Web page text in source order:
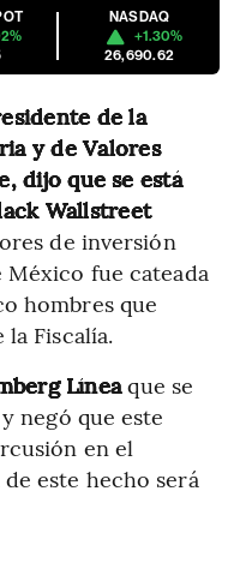
NASDAQ
+1.30%
26,690.62
de la
y de Valores
dijo que se está
Wallstreet
de inversión
fue cateada
hombres que
Fiscalía.
Líneaque se
negó que este
en el
este hecho será